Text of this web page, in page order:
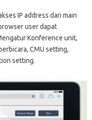
IP address dari main
user dapat
Konference unit,
CMU setting,
setting.